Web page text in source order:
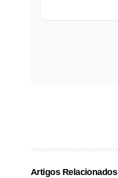
Artigos Relacionados